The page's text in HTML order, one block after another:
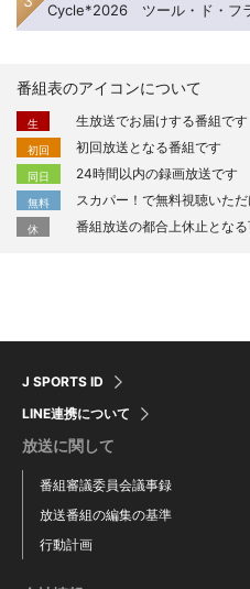
Cycle*2026 ツール・ド・フ
番組表のアイコンについて
生 生放送でお届けする番組です
初回 初回放送となる番組です
同日 24時間以内の録画放送です
無料 スカパー！で無料視聴いた
休 番組放送の都合上休止とな
J SPORTS ID
LINE連携について
放送に関して
番組審議委員会議事録
放送番組の編集の基準
行動計画